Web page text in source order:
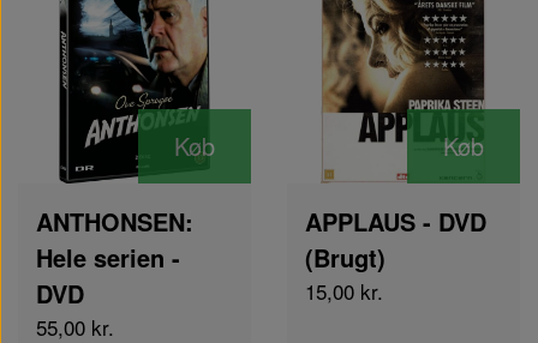
Køb
ANTHONSEN:
Hele serien -
DVD
55,00 kr.
Køb
APPLAUS - DVD
(Brugt)
15,00 kr.